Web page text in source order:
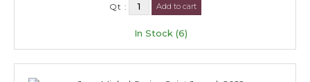
Qt : Add to cart
In Stock (6)